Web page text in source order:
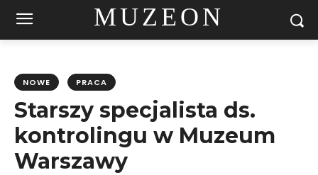
MUZEON
NOWE PRACA
Starszy specjalista ds.
kontrolingu w Muzeum
Warszawy